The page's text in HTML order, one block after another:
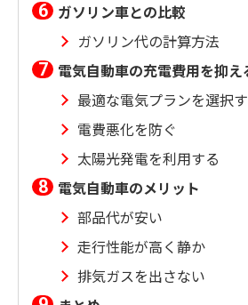
ガソリン車との比較
ガソリン代の計算方法
電気自動車の充電費用を抑え
最適な電気プランを選択
電費悪化を防ぐ
太陽光発電を利用する
電気自動車のメリット
部品代が安い
走行性能が高く静か
排気ガスを出さない